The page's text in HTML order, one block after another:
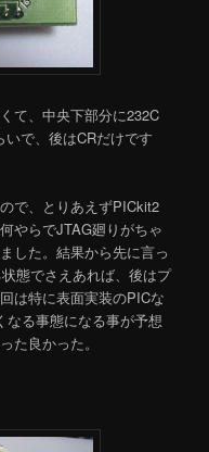
て、中央下部分に232C
いで、後はCRだけです
で、とりあえずPICkit2
やらでJTAG廻りがちゃ
した。結果から先に言っ
態でさえあれば、後はプ
は特に表面実装のPICな
なる事態になる事が予想
た良かった。